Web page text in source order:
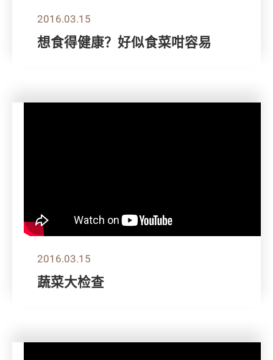
2016.03.15
想食得健康？好似食菜咁容易
2016.03.15
蔬菜大检查